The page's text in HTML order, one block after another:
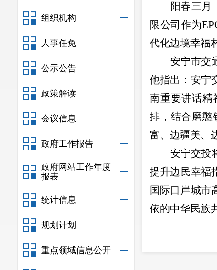
组织机构
人事任免
公示公告
政策解读
会议信息
政府工作报告
政府网站工作年度
报表
统计信息
规划计划
重点领域信息公开
阳春三月
限公司作为
代化边境幸福
安宁市交
他指出：安宁
南重要讲话精
排，结合磨憨
富、边疆美、
安宁交投
提升边民幸福
国际口岸城市
依的中华民族